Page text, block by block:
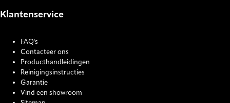
Klantenservice
FAQ's
Contacteer ons
Producthandleidingen
Reinigingsinstructies
Garantie
Vind een showroom